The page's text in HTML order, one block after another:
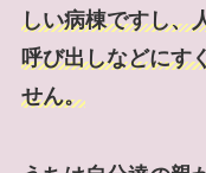
しい病棟ですし、
呼び出しなどにす
せん。